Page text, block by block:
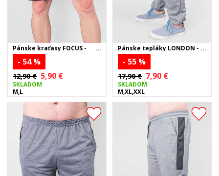
Pánske kraťasy FOCUS -
tmavomodré
- 54 %
12,90 € 5,90 €
SKLADOM
M,L
Pánske tepláky LONDON -
sivé
- 55 %
17,90 € 7,90 €
SKLADOM
M,XL,XXL